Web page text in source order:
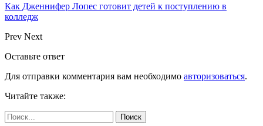
Как Дженнифер Лопес готовит детей к поступлению в
колледж
Prev Next
Оставьте ответ
Для отправки комментария вам необходимо авторизоваться.
Читайте также: